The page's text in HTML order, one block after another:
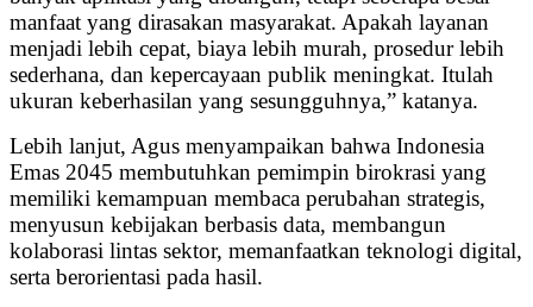
manfaat yang dirasakan masyarakat. Apakah layanan
menjadi lebih cepat, biaya lebih murah, prosedur lebih
sederhana, dan kepercayaan publik meningkat. Itulah
ukuran keberhasilan yang sesungguhnya,” katanya.
Lebih lanjut, Agus menyampaikan bahwa Indonesia
Emas 2045 membutuhkan pemimpin birokrasi yang
memiliki kemampuan membaca perubahan strategis,
menyusun kebijakan berbasis data, membangun
kolaborasi lintas sektor, memanfaatkan teknologi digital,
serta berorientasi pada hasil.